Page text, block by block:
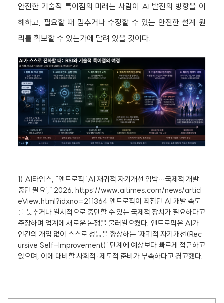
안전한 기술적 특이점의 미래는 사람이 AI 발전의 방향을 이
해하고, 필요할 때 멈추거나 수정할 수 있는 안전한 설계 원
리를 확보할 수 있는가에 달려 있을 것이다.
1) AI타임스, “앤트로픽 ‘AI 재귀적 자기개선 임박…국제적 개발
중단 필요’,” 2026. https://www.aitimes.com/news/articl
eView.html?idxno=211364 앤트로픽이 최첨단 AI 개발 속도
를 늦추거나 일시적으로 중단할 수 있는 국제적 장치가 필요하다고
주장하며 업계에 새로운 논쟁을 불러일으켰다. 앤트로픽은 AI가
인간의 개입 없이 스스로 성능을 향상하는 ‘재귀적 자기개선(Rec
ursive Self-Improvement)’ 단계에 예상보다 빠르게 접근하고
있으며, 이에 대비할 사회적·제도적 준비가 부족하다고 경고했다.